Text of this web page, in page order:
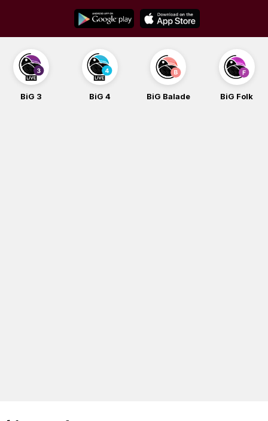
content
BiG 4 BiG Balade BiG Folk BiG iG